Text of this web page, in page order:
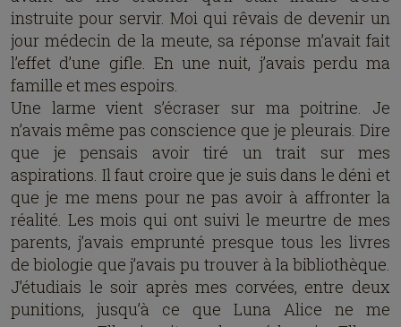
instruite pour servir. Moi qui rêvais de devenir un
jour médecin de la meute, sa réponse m’avait fait
l’effet d’une gifle. En une nuit, j’avais perdu ma
famille et mes espoirs.
Une larme vient s’écraser sur ma poitrine. Je
n’avais même pas conscience que je pleurais. Dire
que je pensais avoir tiré un trait sur mes
aspirations. Il faut croire que je suis dans le déni et
que je me mens pour ne pas avoir à affronter la
réalité. Les mois qui ont suivi le meurtre de mes
parents, j’avais emprunté presque tous les livres
de biologie que j’avais pu trouver à la bibliothèque.
J’étudiais le soir après mes corvées, entre deux
punitions, jusqu’à ce que Luna Alice ne me